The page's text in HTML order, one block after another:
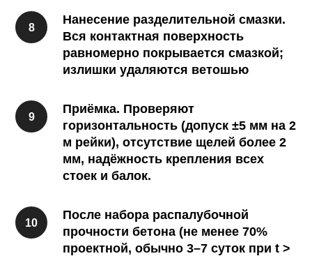
Нанесение разделительной смазки.
Вся контактная поверхность
равномерно покрывается смазкой;
излишки удаляются ветошью
Приёмка. Проверяют
горизонтальность (допуск ±5 мм на 2
м рейки), отсутствие щелей более 2
мм, надёжность крепления всех
стоек и балок.
После набора распалубочной
прочности бетона (не менее 70%
проектной, обычно 3–7 суток при t >